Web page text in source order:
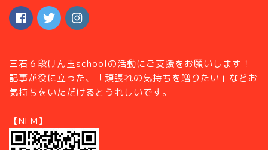
三石６段けん玉schoolの活動にご支援をお願いします！
記事が役に立った、「頑張れの気持ちを贈りたい」などお
気持ちをいただけるとうれしいです。
【NEM】